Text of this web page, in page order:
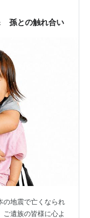
けど🧓🏻 バァバも
孫との触れ合い
の地震で亡くなられ
遺族の皆様に心よ